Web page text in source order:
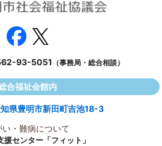
93-5051 （事務局・総合相談）
合福祉会館内
県豊明市新田町吉池18-3
い・難病について
援センター「フィット」